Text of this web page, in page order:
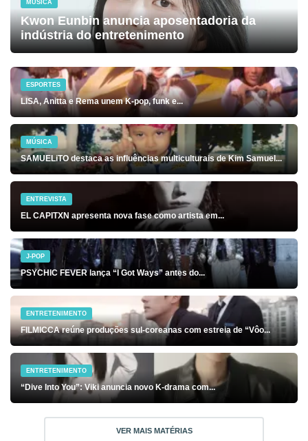
MÚSICA
Kwon Eunbin anuncia aposentadoria da
indústria do entretenimento
ESPORTES
LISA, Anitta e Rema unem K-pop, funk e...
MÚSICA
SAMUELiTO destaca as influências multiculturais de Kim Samuel...
ENTREVISTA
EL CAPITXN apresenta nova fase como artista em...
J-POP
PSYCHIC FEVER lança “I Got Ways” antes do...
ENTRETENIMENTO
FILMICCA reúne produções sul-coreanas com estreia de “Vôo...
ENTRETENIMENTO
“Dive Into You”: Viki anuncia novo K-drama com...
VER MAIS MATÉRIAS